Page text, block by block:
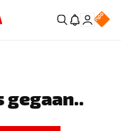
gegaan..